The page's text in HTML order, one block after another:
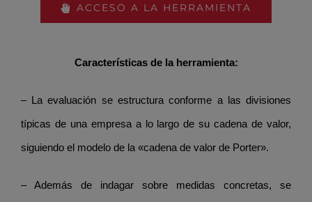
ACCESO A LA HERRAMIENTA
Características de la herramienta:
– La evaluación se estructura conforme a las divisiones
típicas de una empresa a lo largo de su cadena de valor,
siguiendo el modelo de la «cadena de valor de Porter».
– Además de indagar sobre medidas concretas, se